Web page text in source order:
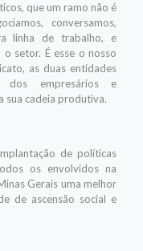
que um ramo não é
conversamos,
linha de trabalho, e
setor. É esse o nosso
as duas entidades
dos empresários e
sua cadeia produtiva.
de políticas
os envolvidos na
Gerais uma melhor
de ascensão social e